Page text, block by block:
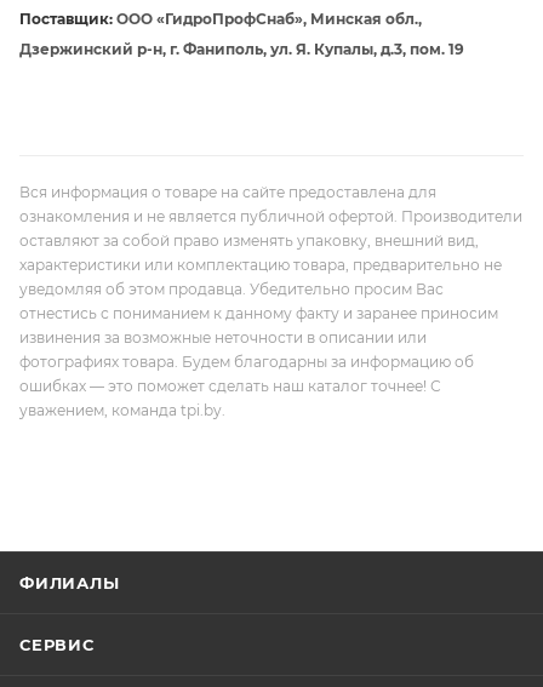
Поставщик: ООО «ГидроПрофСнаб», Минская обл.,
Дзержинский р-н, г. Фаниполь, ул. Я. Купалы, д.3, пом. 19
Вся информация о товаре на сайте предоставлена для
ознакомления и не является публичной офертой. Производители
оставляют за собой право изменять упаковку, внешний вид,
характеристики или комплектацию товара, предварительно не
уведомляя об этом продавца. Убедительно просим Вас
отнестись с пониманием к данному факту и заранее приносим
извинения за возможные неточности в описании или
фотографиях товара. Будем благодарны за информацию об
ошибках — это поможет сделать наш каталог точнее! С
уважением, команда tpi.by.
ФИЛИАЛЫ
СЕРВИС